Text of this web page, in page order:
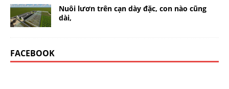
Nuôi lươn trên cạn dày đặc, con nào cũng
dài,
FACEBOOK